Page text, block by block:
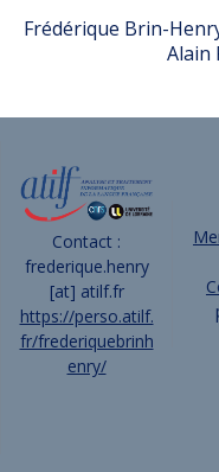
Frédérique Brin-
Alain
Contact :
frederique.henry
[at] atilf.fr
https://perso.atilf.
fr/frederiquebrinh
enry/